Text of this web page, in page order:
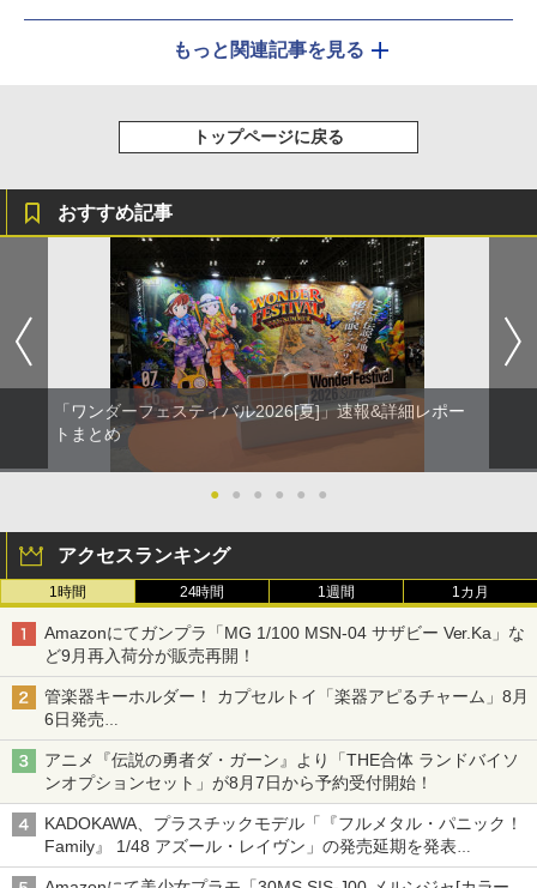
もっと関連記事を見る
トップページに戻る
おすすめ記事
「ワンダーフェスティバル2026[夏]」速報&詳細レポー
トまとめ
● ● ● ● ● ●
アクセスランキング
1時間 24時間 1週間 1カ月
Amazonにてガンプラ「MG 1/100 MSN-04 サザビー Ver.Ka」な
ど9月再入荷分が販売再開！
管楽器キーホルダー！ カプセルトイ「楽器アピるチャーム」8月
6日発売
チューバ、テナサクなど5種各3色
アニメ『伝説の勇者ダ・ガーン』より「THE合体 ランドバイソ
ンオプションセット」が8月7日から予約受付開始！
KADOKAWA、プラスチックモデル「『フルメタル・パニック！
Family』 1/48 アズール・レイヴン」の発売延期を発表
8月から9月に延期